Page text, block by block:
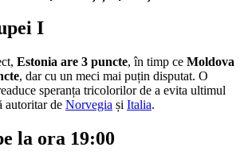
I
Estonia are 3 puncte, în timp ce Moldova
, dar cu un meci mai puțin disputat. O
speranța tricolorilor de a evita ultimul
autoritar de Norvegia și Italia.
la ora 19:00